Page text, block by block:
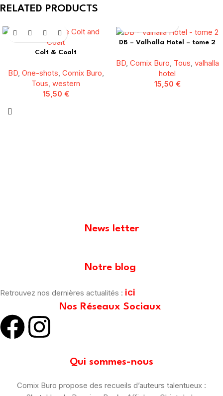
RELATED PRODUCTS
Colt & Coalt
BD, One-shots, Comix Buro,
Tous, western
15,50 €
DB – Valhalla Hotel – tome 2
BD, Comix Buro, Tous, valhalla
hotel
15,50 €
News letter
Notre blog
Retrouvez nos dernières actualités : ici
Nos Réseaux Sociaux
Qui sommes-nous
Comix Buro propose des recueils d’auteurs talentueux :